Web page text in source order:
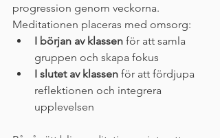
progression genom veckorna.
Meditationen placeras med omsorg:
I början av klassen för att samla
gruppen och skapa fokus
I slutet av klassen för att fördjupa
reflektionen och integrera
upplevelsen